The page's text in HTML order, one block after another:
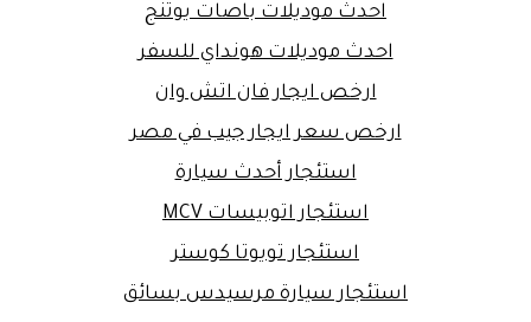
احدث موديلات باصات يوتنج
احدث موديلات هونداي للسفر
ارخص ايجار فان اتش وان
ارخص سعر ايجار جيب في مصر
استئجار أحدث سيارة
استئجار اتوبيسات MCV
استئجار تويوتا كوستر
استئجار سيارة مرسيدس بسائق